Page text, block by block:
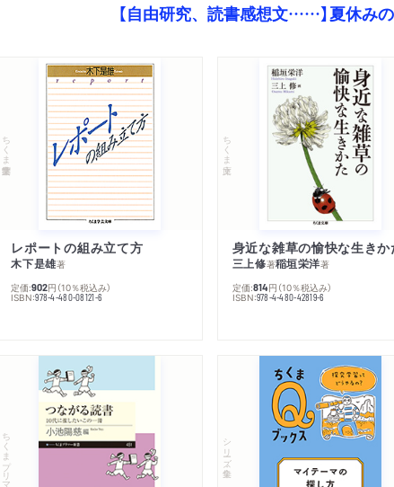
【自由研究、読書感想文……】夏休み
ちくま学芸文庫
レポートの組み立て方
木下是雄著
定価:902円 （10％税込み）
ISBN:978-4-480-08121-6
ちくま文庫
身近な雑草の愉快な生きか
三上修著稲垣栄洋著
定価:814円 （10％税込み）
ISBN:978-4-480-42819-6
ちくまプリマー新書 シリーズ・全集